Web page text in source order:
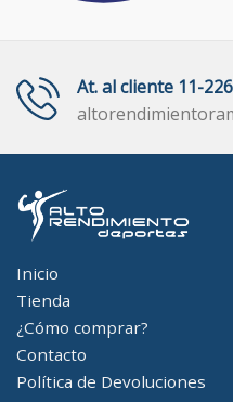
At. al cliente 11-
Inicio
Tienda
¿Cómo comprar?
Contacto
Política de Devoluciones